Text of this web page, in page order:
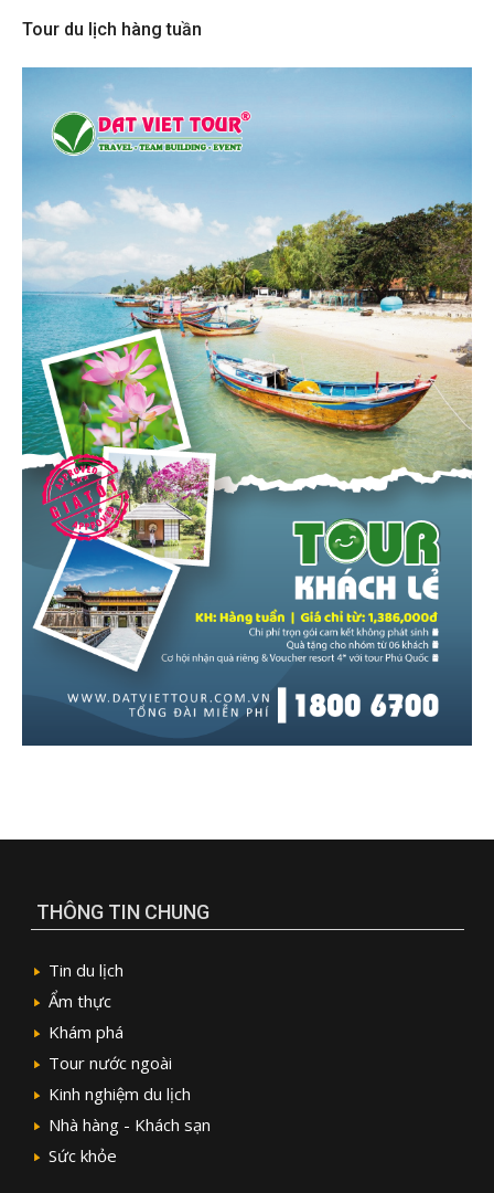
Tour du lịch hàng tuần
THÔNG TIN CHUNG
Tin du lịch
Ẩm thực
Khám phá
Tour nước ngoài
Kinh nghiệm du lịch
Nhà hàng - Khách sạn
Sức khỏe